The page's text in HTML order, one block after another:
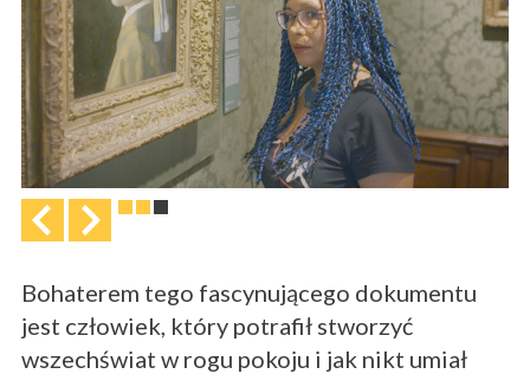
Bohaterem tego fascynującego dokumentu
jest człowiek, który potrafił stworzyć
wszechświat w rogu pokoju i jak nikt umiał